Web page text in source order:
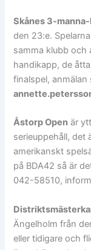
Skånes 3-
den 23:e.
samma klubb och
handikapp, de
finalspel, anmälan
Åstorp Open är
serieuppehåll, det
amerikanskt
på BDA42 så är
042-58510,
Ängelholm från
eller tidigare och